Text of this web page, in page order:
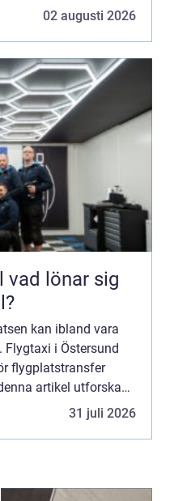
02 augusti 2026
kan ibland vara
i Östersund
flygplatstransfer
artikel utforskas
31 juli 2026